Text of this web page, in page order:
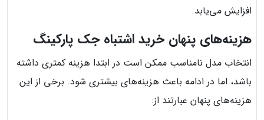
افزایش می‌یابد.
هزینه‌های پنهان خرید اشتباه جک پارکینگ
انتخاب مدل نامناسب ممکن است در ابتدا هزینه کمتری داشته
باشد، اما در ادامه باعث هزینه‌های بیشتری شود. برخی از این
هزینه‌های پنهان عبارتند از: